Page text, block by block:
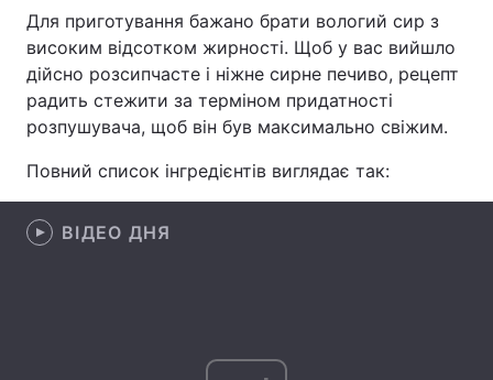
Туризм
Цікавинки Погода
Екологія Регіони
Відео з Youtube
Для приготування бажано брати вологий сир з
високим відсотком жирності. Щоб у вас вийшло
дійсно розсипчасте і ніжне сирне печиво, рецепт
радить стежити за терміном придатності
розпушувача, щоб він був максимально свіжим.
Повний список інгредієнтів виглядає так:
ВІДЕО ДНЯ